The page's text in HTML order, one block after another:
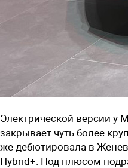
Электрической версии у
закрывает чуть более
же дебютировала в
Hybrid+. Под плюсом